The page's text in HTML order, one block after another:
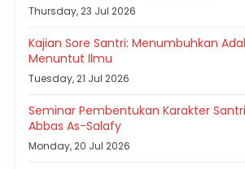
Thursday, 23 Jul 2026
Kajian Sore Santri: Menumbuhkan
Menuntut Ilmu
Tuesday, 21 Jul 2026
Seminar Pembentukan Karakter
Abbas As-Salafy
Monday, 20 Jul 2026